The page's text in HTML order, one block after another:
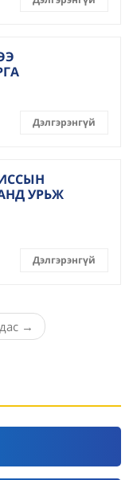
Дэлгэрэнгүй
УРЬЖ
Дэлгэрэнгүй
→